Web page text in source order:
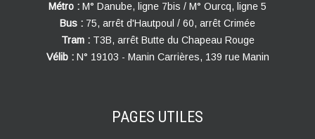
Métro : M° Danube, ligne 7bis / M° Ourcq, ligne 5
Bus : 75, arrêt d'Hautpoul / 60, arrêt Crimée
Tram : T3B, arrêt Butte du Chapeau Rouge
Vélib : N° 19103 - Manin Carrières, 139 rue Manin
PAGES UTILES